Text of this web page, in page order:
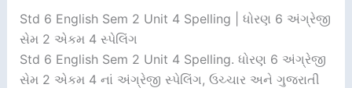
Std 6 English Sem 2 Unit 4 Spelling | ધોરણ 6 અંગ્રેજી
સેમ 2 એકમ 4 સ્પેલિંગ
Std 6 English Sem 2 Unit 4 Spelling. ધોરણ 6 અંગ્રેજી
સેમ 2 એકમ 4 નાં અંગ્રેજી સ્પેલિંગ, ઉચ્ચાર અને ગુજરાતી